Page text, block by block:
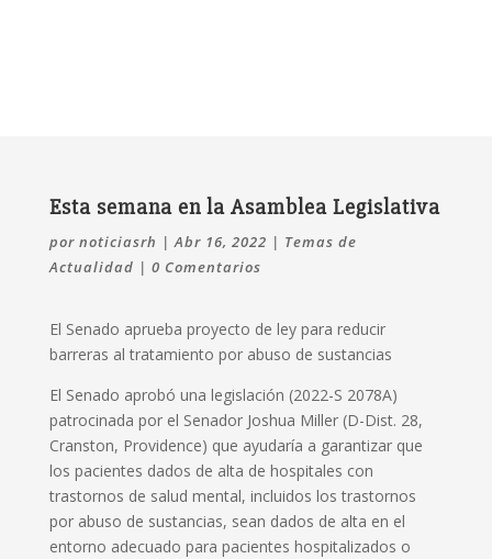
Esta semana en la Asamblea Legislativa
por noticiasrh | Abr 16, 2022 | Temas de
Actualidad | 0 Comentarios
El Senado aprueba proyecto de ley para reducir
barreras al tratamiento por abuso de sustancias
El Senado aprobó una legislación (2022-S 2078A)
patrocinada por el Senador Joshua Miller (D-Dist. 28,
Cranston, Providence) que ayudaría a garantizar que
los pacientes dados de alta de hospitales con
trastornos de salud mental, incluidos los trastornos
por abuso de sustancias, sean dados de alta en el
entorno adecuado para pacientes hospitalizados o